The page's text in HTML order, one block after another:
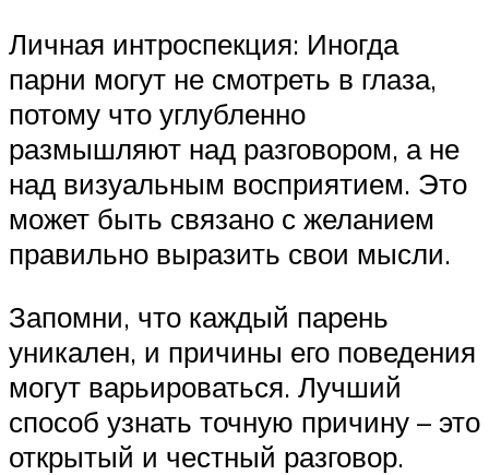
Личная интроспекция: Иногда
парни могут не смотреть в глаза,
потому что углубленно
размышляют над разговором, а не
над визуальным восприятием. Это
может быть связано с желанием
правильно выразить свои мысли.
Запомни, что каждый парень
уникален, и причины его поведения
могут варьироваться. Лучший
способ узнать точную причину – это
открытый и честный разговор.